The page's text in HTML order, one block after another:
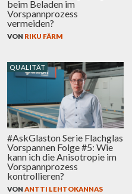
beim Beladen im
Vorspannprozess
vermeiden?
VON RIKU FÄRM
QUALITÄT
#AskGlaston Serie Flachglas
Vorspannen Folge #5: Wie
kann ich die Anisotropie im
Vorspannprozess
kontrollieren?
VON ANTTI LEHTOKANNAS